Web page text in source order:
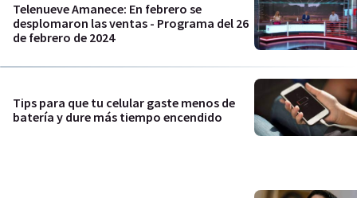
Telenueve Amanece: En febrero se
desplomaron las ventas - Programa del 26
de febrero de 2024
Tips para que tu celular gaste menos de
batería y dure más tiempo encendido